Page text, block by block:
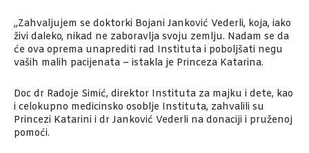
„Zahvaljujem se doktorki Bojani Janković Vederli, koja, iako
živi daleko, nikad ne zaboravlja svoju zemlju. Nadam se da
će ova oprema unaprediti rad Instituta i poboljšati negu
vaših malih pacijenata – istakla je Princeza Katarina.
Doc dr Radoje Simić, direktor Instituta za majku i dete, kao
i celokupno medicinsko osoblje Instituta, zahvalili su
Princezi Katarini i dr Janković Vederli na donaciji i pruženoj
pomoći.